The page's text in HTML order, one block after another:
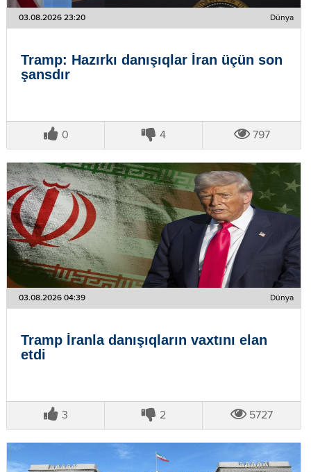
03.08.2026 23:20 Dünya
Tramp: Hazırkı danışıqlar İran üçün son
şansdır
0 4 797
03.08.2026 04:39 Dünya
Tramp İranla danışıqların vaxtını elan
etdi
3 2 5727